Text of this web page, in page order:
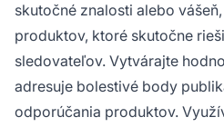
skutočné znalosti alebo
produktov, ktoré skutočne
sledovateľov. Vytvárajte
adresuje bolestivé body
odporúčania produktov.